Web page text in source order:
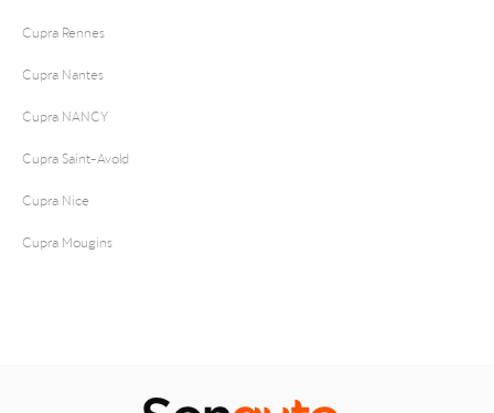
Cupra Rennes
Cupra Nantes
Cupra NANCY
Cupra Saint-Avold
Cupra Nice
Cupra Mougins